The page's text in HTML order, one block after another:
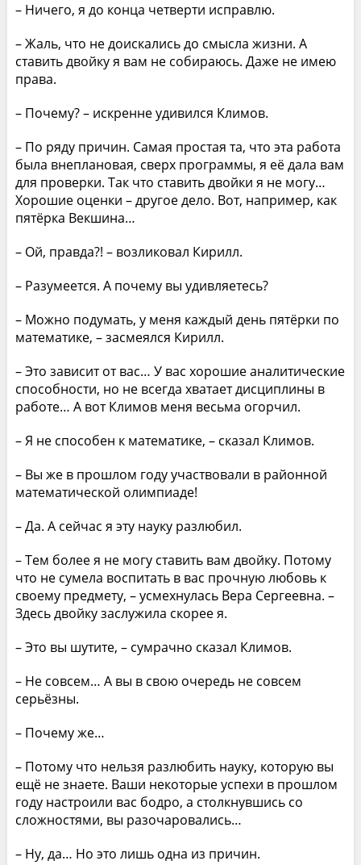
– Ничего, я до конца четверти исправлю.
– Жаль, что не доискались до смысла жизни. А
ставить двойку я вам не собираюсь. Даже не имею
права.
– Почему? – искренне удивился Климов.
– По ряду причин. Самая простая та, что эта работа
была внеплановая, сверх программы, я её дала вам
для проверки. Так что ставить двойки я не могу…
Хорошие оценки – другое дело. Вот, например, как
пятёрка Векшина…
– Ой, правда?! – возликовал Кирилл.
– Разумеется. А почему вы удивляетесь?
– Можно подумать, у меня каждый день пятёрки по
математике, – засмеялся Кирилл.
– Это зависит от вас… У вас хорошие аналитические
способности, но не всегда хватает дисциплины в
работе… А вот Климов меня весьма огорчил.
– Я не способен к математике, – сказал Климов.
– Вы же в прошлом году участвовали в районной
математической олимпиаде!
– Да. А сейчас я эту науку разлюбил.
– Тем более я не могу ставить вам двойку. Потому
что не сумела воспитать в вас прочную любовь к
своему предмету, – усмехнулась Вера Сергеевна. –
Здесь двойку заслужила скорее я.
– Это вы шутите, – сумрачно сказал Климов.
– Не совсем… А вы в свою очередь не совсем
серьёзны.
– Почему же…
– Потому что нельзя разлюбить науку, которую вы
ещё не знаете. Ваши некоторые успехи в прошлом
году настроили вас бодро, а столкнувшись со
сложностями, вы разочаровались…
– Ну, да… Но это лишь одна из причин.